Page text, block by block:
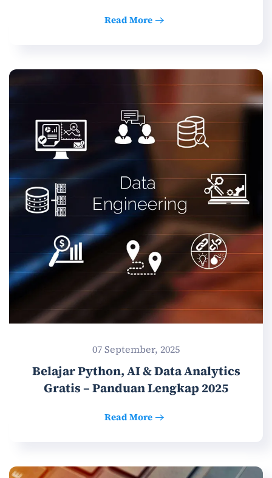
Read More
07 September, 2025
Belajar Python, AI & Data Analytics
Gratis – Panduan Lengkap 2025
Read More